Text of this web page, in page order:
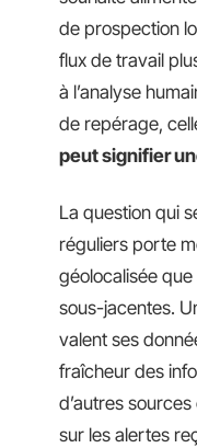
de prospection
flux de travail
à l’analyse
de repérage,
peut signifier
La question qui
réguliers porte
géolocalisée
sous-jacentes.
valent ses
fraîcheur des
d’autres
sur les alertes